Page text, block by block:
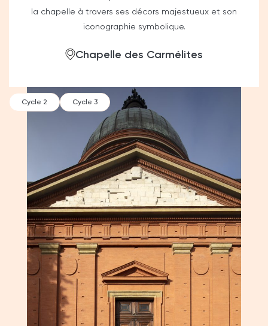
la chapelle à travers ses décors majestueux et son
iconographie symbolique.
Chapelle des Carmélites
Cycle 2 Cycle 3